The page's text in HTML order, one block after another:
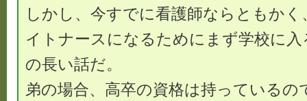
しかし、今すでに看護師ならともか
イトナースになるためにまず学校に
の長い話だ。
弟の場合、高卒の資格は持っているの